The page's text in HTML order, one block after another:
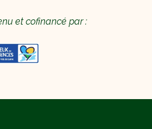
et cofinancé par :